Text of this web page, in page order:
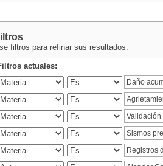
filtros para refinar sus resultados.
actuales: